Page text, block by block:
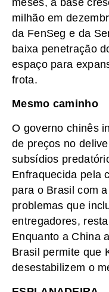
milhão em
da FenSeg e da
baixa penetração
espaço para
frota.
Mesmo caminho
O governo chinês
de preços no
subsídios
Enfraquecida pela
para o Brasil com
problemas que
entregadores,
Enquanto a China
Brasil permite que
desestabilizem o